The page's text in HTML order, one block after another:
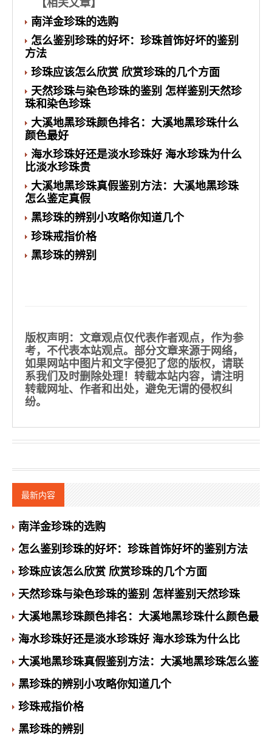
【相关文章】
南洋金珍珠的选购
怎么鉴别珍珠的好坏：珍珠首饰好坏的鉴别
方法
珍珠应该怎么欣赏 欣赏珍珠的几个方面
天然珍珠与染色珍珠的鉴别 怎样鉴别天然珍
珠和染色珍珠
大溪地黑珍珠颜色排名：大溪地黑珍珠什么
颜色最好
海水珍珠好还是淡水珍珠好 海水珍珠为什么
比淡水珍珠贵
大溪地黑珍珠真假鉴别方法：大溪地黑珍珠
怎么鉴定真假
黑珍珠的辨别小攻略你知道几个
珍珠戒指价格
黑珍珠的辨别
版权声明 ：文章观点仅代表作者观点，作为参
考，不代表本站观点。部分文章来源于网络，
如果网站中图片和文字侵犯了您的版权，请联
系我们及时删除处理！转载本站内容，请注明
转载网址、作者和出处，避免无谓的侵权纠
纷。
最新内容
南洋金珍珠的选购
怎么鉴别珍珠的好坏：珍珠首饰好坏的鉴别方法
珍珠应该怎么欣赏 欣赏珍珠的几个方面
天然珍珠与染色珍珠的鉴别 怎样鉴别天然珍珠
大溪地黑珍珠颜色排名：大溪地黑珍珠什么颜色最
海水珍珠好还是淡水珍珠好 海水珍珠为什么比
大溪地黑珍珠真假鉴别方法：大溪地黑珍珠怎么鉴
黑珍珠的辨别小攻略你知道几个
珍珠戒指价格
黑珍珠的辨别